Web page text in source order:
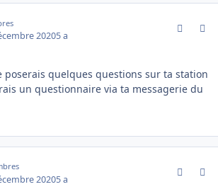
20205 a
poserais quelques questions sur ta station
un questionnaire via ta messagerie du
20205 a